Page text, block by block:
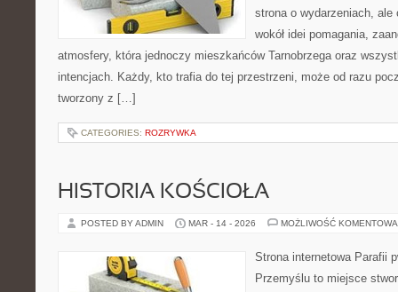
strona o wydarzeniach,
wokół idei pomagania,
atmosfery, która jednoczy mieszkańców Tarnobrzega oraz
intencjach. Każdy, kto trafia do tej przestrzeni, może od razu
tworzony z […]
CATEGORIES: ROZRYWKA
HISTORIA KOŚCIOŁA
POSTED BY ADMIN MAR - 14 - 2026 MOŻLIWOŚĆ
Strona internetowa Parafii
Przemyślu to miejsce